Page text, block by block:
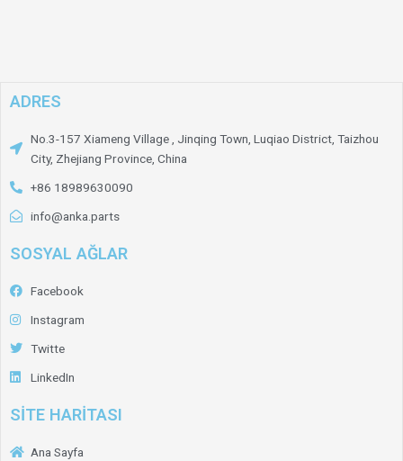
ADRES
No.3-157 Xiameng Village , Jinqing Town, Luqiao District, Taizhou
City, Zhejiang Province, China
+86 18989630090
info@anka.parts
SOSYAL AĞLAR
Facebook
Instagram
Twitte
LinkedIn
SİTE HARİTASI
Ana Sayfa